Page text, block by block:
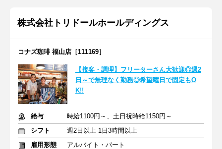
株式会社トリドールホールディングス
コナズ珈琲 福山店［111169］
【接客・調理】フリーターさん大歓迎◎週2
日～で無理なく勤務◎希望曜日で固定もO
K!!
給与
時給1100円～、土日祝時給1150円～
シフト
週2日以上 1日3時間以上
雇用形態
アルバイト・パート